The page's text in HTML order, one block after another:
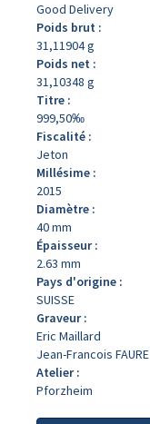
Good Delivery
Poids brut :
31,11904 g
Poids net :
31,10348 g
Titre :
999,50‰
Fiscalité :
Jeton
Millésime :
2015
Diamètre :
40 mm
Épaisseur :
2.63 mm
Pays d'origine :
SUISSE
Graveur :
Eric Maillard
Jean-Francois FAURE
Atelier :
Pforzheim